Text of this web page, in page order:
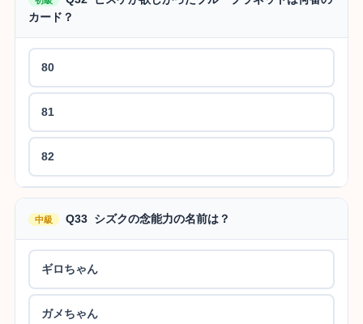
カード？
80
81
82
中級 Q33 シズクの念能力の名前は？
ギロちゃん
ガメちゃん